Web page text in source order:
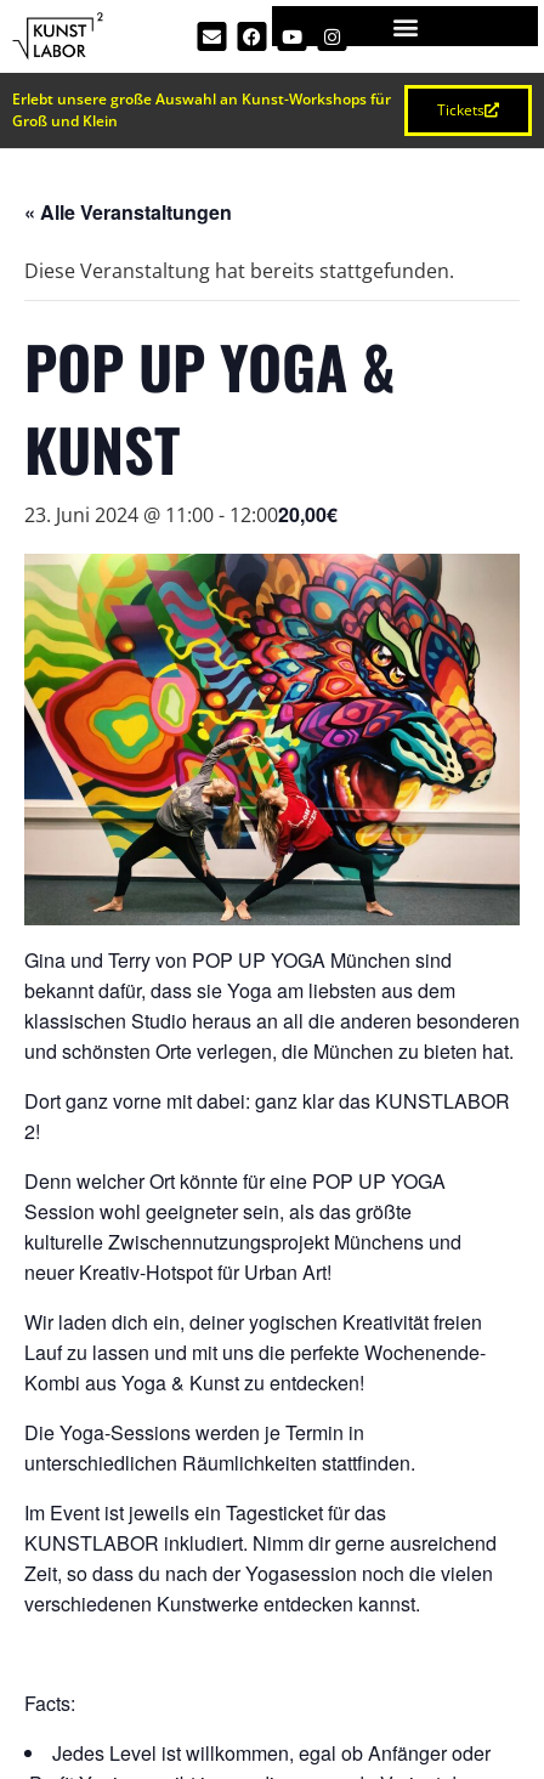
Erlebt unsere große Auswahl an Kunst-Workshops für
Groß und Klein
Tickets
« Alle Veranstaltungen
Diese Veranstaltung hat bereits stattgefunden.
POP UP YOGA &
KUNST
23. Juni 2024 @ 11:00- 12:0020,00€
Gina und Terry von POP UP YOGA München sind
bekannt dafür, dass sie Yoga am liebsten aus dem
klassischen Studio heraus an all die anderen besonderen
und schönsten Orte verlegen, die München zu bieten hat.
Dort ganz vorne mit dabei: ganz klar das KUNSTLABOR
2!
Denn welcher Ort könnte für eine POP UP YOGA
Session wohl geeigneter sein, als das größte
kulturelle Zwischennutzungsprojekt Münchens und
neuer Kreativ-Hotspot für Urban Art!
Wir laden dich ein, deiner yogischen Kreativität freien
Lauf zu lassen und mit uns die perfekte Wochenende-
Kombi aus Yoga & Kunst zu entdecken!
Die Yoga-Sessions werden je Termin in
unterschiedlichen Räumlichkeiten stattfinden.
Im Event ist jeweils ein Tagesticket für das
KUNSTLABOR inkludiert. Nimm dir gerne ausreichend
Zeit, so dass du nach der Yogasession noch die vielen
verschiedenen Kunstwerke entdecken kannst.
Facts:
Jedes Level ist willkommen, egal ob Anfänger oder